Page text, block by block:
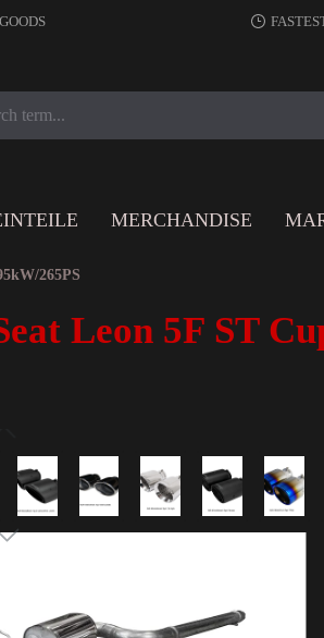
MERCHANDISE
265PS
Leon 5F ST